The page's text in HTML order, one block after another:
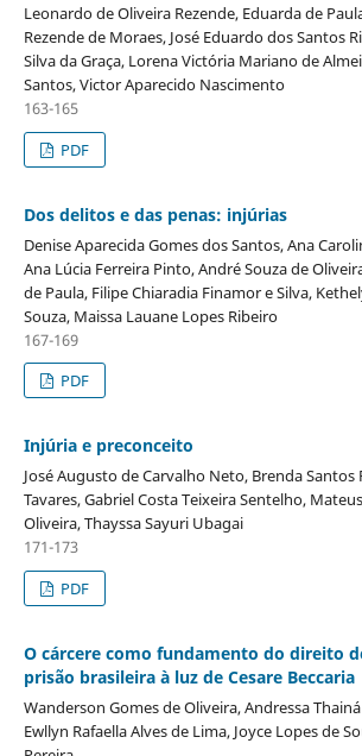
Leonardo de Oliveira Rezende, Eduarda de
Rezende de Moraes, José Eduardo dos Santos
Silva da Graça, Lorena Victória Mariano de
Santos, Victor Aparecido Nascimento
163-165
PDF
Dos delitos e das penas: injúrias
Denise Aparecida Gomes dos Santos, Ana
Ana Lúcia Ferreira Pinto, André Souza de
de Paula, Filipe Chiaradia Finamor e Silva,
Souza, Maissa Lauane Lopes Ribeiro
167-169
PDF
Injúria e preconceito
José Augusto de Carvalho Neto, Brenda Santos
Tavares, Gabriel Costa Teixeira Sentelho,
Oliveira, Thayssa Sayuri Ubagai
171-173
PDF
O cárcere como fundamento do direito
prisão brasileira à luz de Cesare Beccaria
Wanderson Gomes de Oliveira, Andressa
Ewllyn Rafaella Alves de Lima, Joyce Lopes de